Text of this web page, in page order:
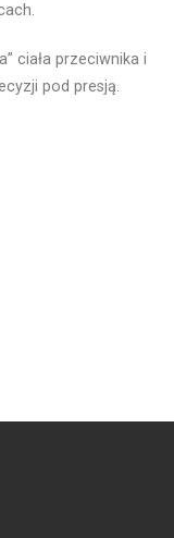
ciała przeciwnika i
pod presją.